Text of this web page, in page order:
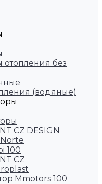
без
(водяные)
CZ DESIGN
100
CZ
Mmotors 100